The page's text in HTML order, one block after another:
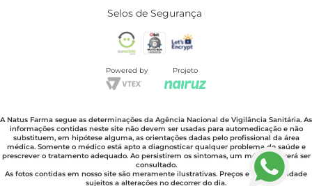
Selos de Segurança
Powered by Projeto
A Natus Farma segue as determinações da Agência Nacional de Vigilância Sanitária. As
informações contidas neste site não devem ser usadas para automedicação e não
substituem, em hipótese alguma, as orientações dadas pelo profissional da área
médica. Somente o médico está apto a diagnosticar qualquer problema de saúde e
prescrever o tratamento adequado. Ao persistirem os sintomas, um médico deverá ser
consultado.
As fotos contidas em nosso site são meramente ilustrativas. Preços e disponibilidade
sujeitos a alterações no decorrer do dia.